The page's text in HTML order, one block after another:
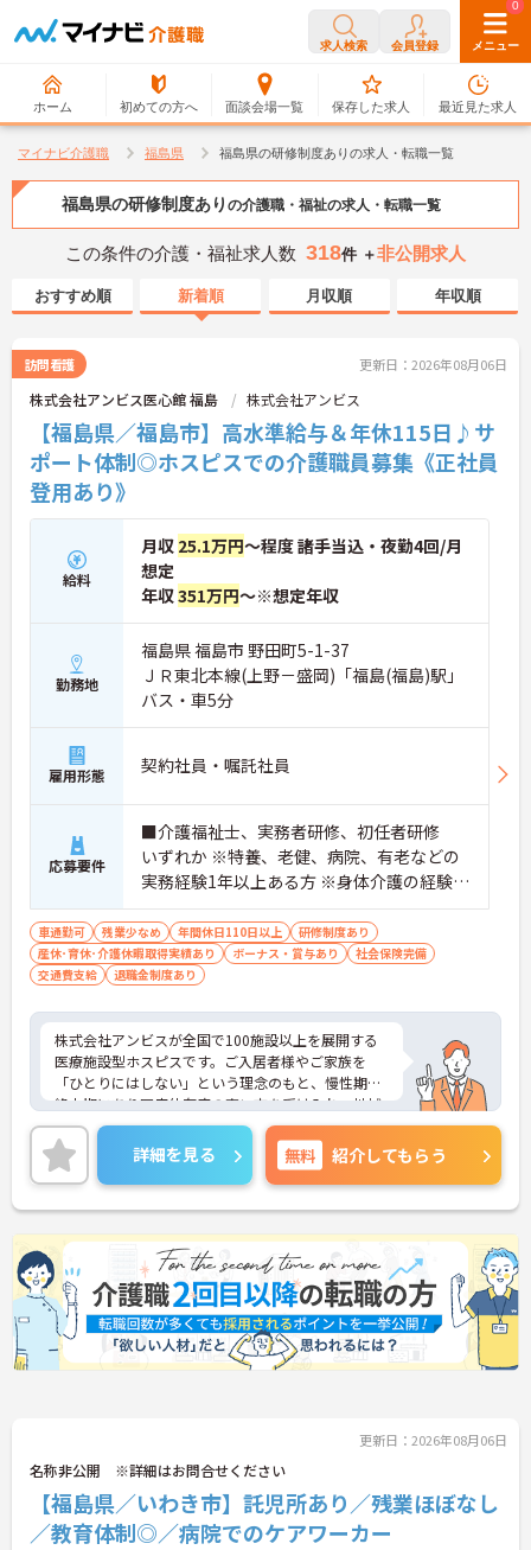
求人検索 会員登録 メニュー
ホーム 初めての方へ 面談会場一覧
0
保存した求人
0
最近見た求人
マイナビ介護職 福島県 福島県の研修制度ありの求人・転職一覧
福島県の研修制度あり の介護職・福祉の求人・転職一覧
この条件の介護・福祉求人数 318件 ＋非公開求人
おすすめ順 新着順 月収順 年収順
訪問看護 更新日：2026年08月06日
株式会社アンビス医心館 福島 株式会社アンビス
【福島県／福島市】高水準給与＆年休115日♪サ
ポート体制◎ホスピスでの介護職員募集《正社員
登用あり》
給料
月収 25.1万円～程度 諸手当込・夜勤4回/月
想定
年収351万円～※想定年収
勤務地
福島県 福島市 野田町5-1-37
ＪＲ東北本線(上野－盛岡)「福島(福島)駅」
バス・車5分
雇用形態 契約社員・嘱託社員
応募要件
■介護福祉士、実務者研修、初任者研修
いずれか ※特養、老健、病院、有老などの
実務経験1年以上ある方 ※身体介護の経験年
以上ある方、機械浴の使用の経験のある方
歓迎
車通勤可 残業少なめ 年間休日110日以上
研修制度あり
産休･育休･介護休暇取得実績あり
ボーナス・賞与あり
社会保険完備
交通費支給
退職金制度あり
株式会社アンビスが全国で100施設以上を展開する
医療施設型ホスピスです。ご入居者様やご家族を
「ひとりにはしない」という理念のもと、慢性期や
終末期にあり医療依存度の高い方を受け入れ、地域
医療を支える社会的意義の高い事業を推進していま
す。現場には看護師が24時間常駐しています。急変
時の対応や医療行為は看護師が担当するため、初任
者研修や実務者研修の方も食事介助や入浴介助など
の生活を支えるケアに専念できる環境です。多職種
で情報を共有し、一人で判断を抱え込まないチーム
連携の体制がしっかりと整っています。働き方の面
では、夜勤明けの翌日が原則として公休となるほ
か、月平均の残業時間も5時間から7時間程度とかな
り少なめです。常勤スタッフの比率が90パーセント
を超えているため急な勤務変更が発生しにくく、あ
らかじめ決められた訪問予定表に沿って規則正しく
専門性を着実に深めていける環境が用意されていま
す。
★おすすめPOINT★
＜個別ＯＪＴとチーム連携で着実に成長！＞
詳細を見る 無料 紹介してもらう
更新日：2026年08月06日
名称非公開 ※詳細はお問合せください
【福島県／いわき市】託児所あり／残業ほぼなし
／教育体制◎／病院でのケアワーカー